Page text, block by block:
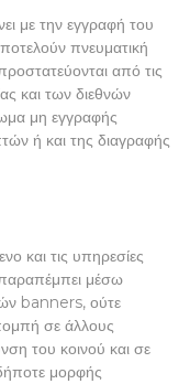
με την εγγραφή του
πνευματική
από τις
και των διεθνών
μη εγγραφής
ή και της διαγραφής
και τις υπηρεσίες
μέσω
banners, ούτε
σε άλλους
του κοινού και σε
μορφής